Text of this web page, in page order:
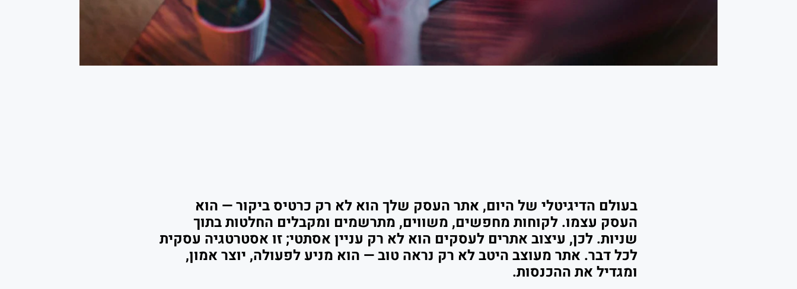
בעולם הדיגיטלי של היום, אתר העסק שלך הוא לא רק כרטיס ביקור — הוא
העסק עצמו. לקוחות מחפשים, משווים, מתרשמים ומקבלים החלטות בתוך
שניות. לכן, עיצוב אתרים לעסקים הוא לא רק עניין אסתטי; זו אסטרטגיה עסקית
לכל דבר. אתר מעוצב היטב לא רק נראה טוב — הוא מניע לפעולה, יוצר אמון,
ומגדיל את ההכנסות.